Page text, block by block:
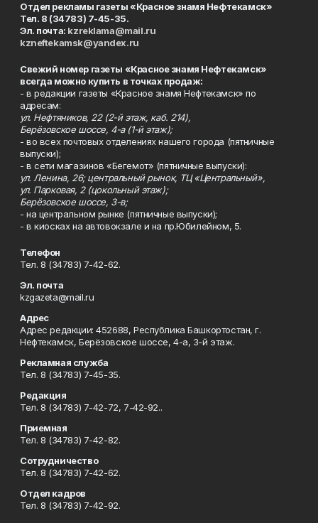
Отдел рекламы газеты «Красное знамя Нефтекамск»
Тел. 8 (34783) 7-45-35.
Эл. почта: kzreklama@mail.ru
kzneftekamsk@yandex.ru
Свежий номер газеты «Красное знамя Нефтекамск»
всегда можно купить в точках продаж:
- в редакции газеты «Красное знамя Нефтекамск» по
адресам:
ул. Нефтяников, 22 (2-й этаж, каб. 214),
Берёзовское шоссе, 4-а (1-й этаж);
- во всех почтовых отделениях нашего города (пятничные
выпуски);
- в сети магазинов «Бегемот» (пятничные выпуски):
ул. Ленина, 26; центральный рынок, ТЦ «Центральный»,
ул. Парковая, 2 (цокольный этаж);
Берёзовское шоссе, 3-в;
- на центральном рынке (пятничные выпуски);
- в киосках на автовокзале и на пр.Юбилейном, 5.
Телефон
Тел. 8 (34783) 7-42-62.
Эл. почта
kzgazeta@mail.ru
Адрес
Адрес редакции: 452688, Республика Башкортостан, г.
Нефтекамск, Берёзовское шоссе, 4-а, 3-й этаж.
Рекламная служба
Тел. 8 (34783) 7-45-35.
Редакция
Тел. 8 (34783) 7-42-72, 7-42-92..
Приемная
Тел. 8 (34783) 7-42-82.
Сотрудничество
Тел. 8 (34783) 7-42-62.
Отдел кадров
Тел. 8 (34783) 7-42-92.